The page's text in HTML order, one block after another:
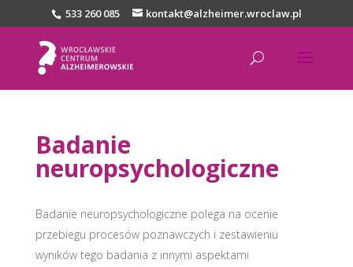
533 260 085 kontakt@alzheimer.wroclaw.pl
Badanie
neuropsychologiczne
Badanie neuropsychologiczne polega na ocenie
przebiegu procesów poznawczych i zestawieniu
wyników tego badania z innymi aspektami